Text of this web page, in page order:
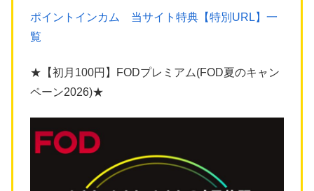
ポイントインカム 当サイト特典【特別URL】一
覧
★【初月100円】FODプレミアム(FOD夏のキャン
ペーン2026)★